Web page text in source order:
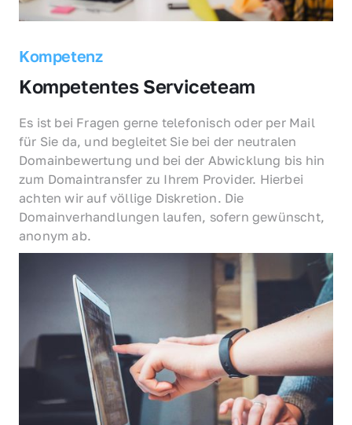
Kompetenz
Kompetentes Serviceteam
Es ist bei Fragen gerne telefonisch oder per Mail
für Sie da, und begleitet Sie bei der neutralen
Domainbewertung und bei der Abwicklung bis hin
zum Domaintransfer zu Ihrem Provider. Hierbei
achten wir auf völlige Diskretion. Die
Domainverhandlungen laufen, sofern gewünscht,
anonym ab.